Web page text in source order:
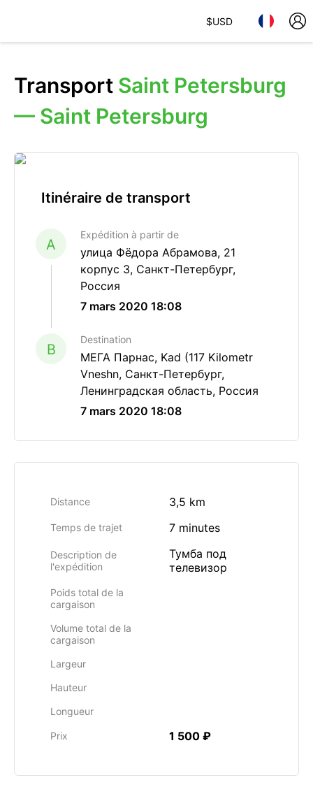
$USD
Transport Saint Petersburg
— Saint Petersburg
Itinéraire de transport
A
Expédition à partir de
улица Фёдора Абрамова, 21
корпус 3, Санкт-Петербург,
Россия
7 mars 2020 18:08
B
Destination
МЕГА Парнас, Kad (117 Kilometr
Vneshn, Санкт-Петербург,
Ленинградская область, Россия
7 mars 2020 18:08
Distance 3,5 km
Temps de trajet 7 minutes
Description de
l'expédition
Тумба под
телевизор
Poids total de la
cargaison
Volume total de la
cargaison
Largeur
Hauteur
Longueur
Prix 1 500 ₽